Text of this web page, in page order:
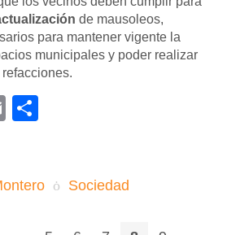
de mausoleos,
para mantener vigente la
municipales y poder realizar
Email
Sociedad